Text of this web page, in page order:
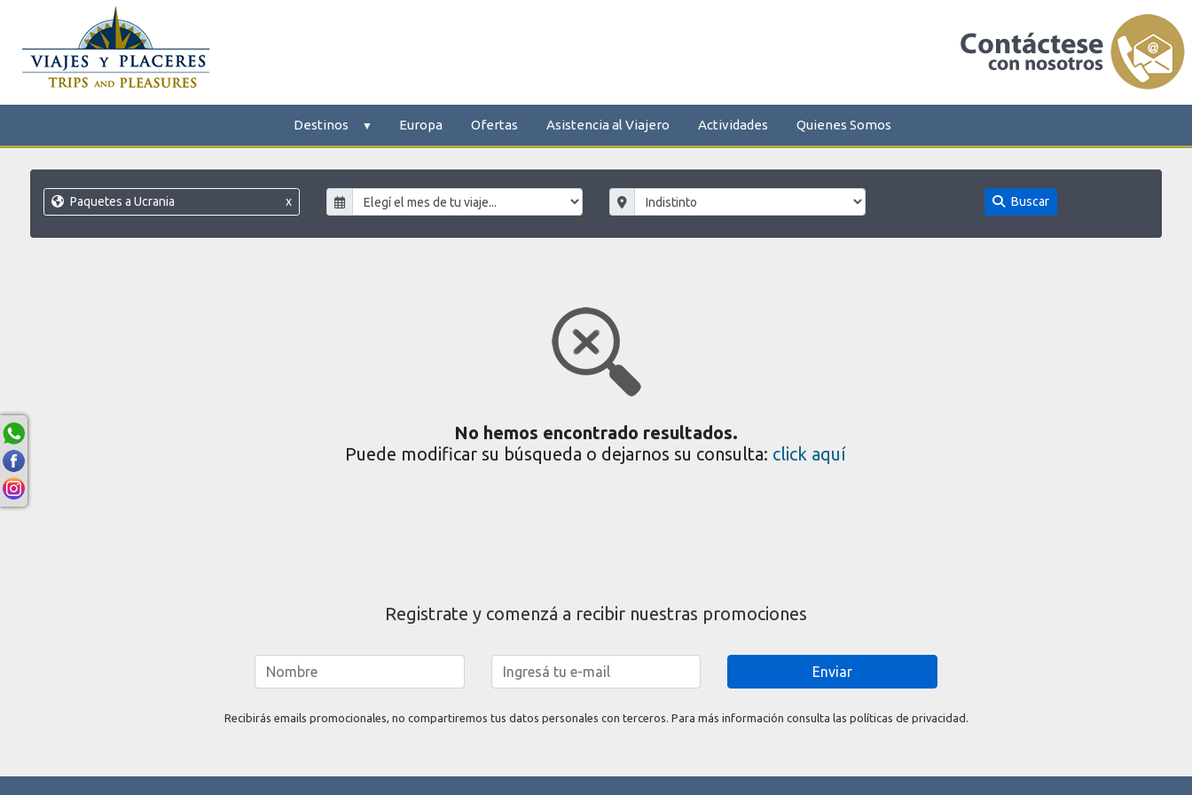
Destinos Europa Ofertas Asistencia al Viajero Actividades Quienes Somos
Paquetes a Ucrania x Buscar
No hemos encontrado resultados.
Puede modificar su búsqueda o dejarnos su consulta: click aquí
Registrate y comenzá a recibir nuestras promociones
Enviar
Recibirás emails promocionales, no compartiremos tus datos personales con terceros. Para más información consulta las políticas de privacidad.